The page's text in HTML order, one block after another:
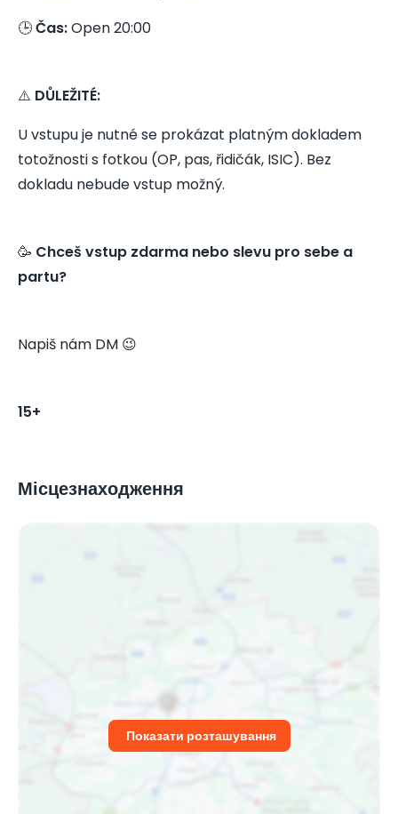
🕒Čas:Open 20:00
⚠️ DŮLEŽITÉ:
U vstupu je nutné se prokázat platným dokladem
totožnosti s fotkou (OP, pas, řidičák, ISIC). Bez
dokladu nebude vstup možný.
🥳 Chceš vstup zdarma nebo slevu pro sebe a
partu?
Napiš nám DM 😉
15+
Місцезнаходження
Показати розташування